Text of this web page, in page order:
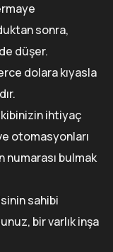
sonra,
düşer.
dolara kıyasla
ihtiyaç
otomasyonları
bulmak
sahibi
bir varlık inşa